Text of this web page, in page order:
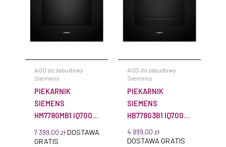
AGD do zabudowy
Siemens
PIEKARNIK
SIEMENS
HM778GMB1 IQ700
7 399,00 zł DOSTAWA
GRATIS
AGD do zabudowy
Siemens
PIEKARNIK
SIEMENS
HB778G3B1 IQ700
DO ZABUDOWY
4 999,00 zł
DOSTAWA GRATIS